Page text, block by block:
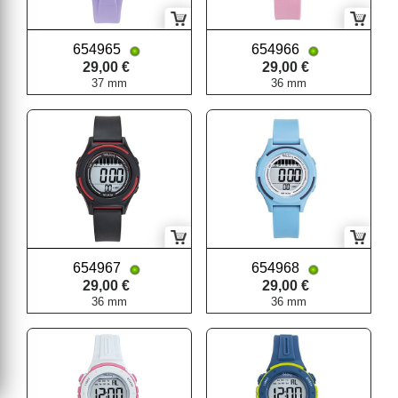
654965
29,00 €
37 mm
654966
29,00 €
36 mm
654967
29,00 €
36 mm
654968
29,00 €
36 mm